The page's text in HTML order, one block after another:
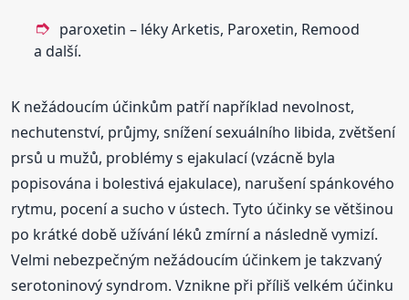
paroxetin – léky Arketis, Paroxetin, Remood
a další.
K nežádoucím účinkům patří například nevolnost,
nechutenství, průjmy, snížení sexuálního libida, zvětšení
prsů u mužů, problémy s ejakulací (vzácně byla
popisována i bolestivá ejakulace), narušení spánkového
rytmu, pocení a sucho v ústech. Tyto účinky se většinou
po krátké době užívání léků zmírní a následně vymizí.
Velmi nebezpečným nežádoucím účinkem je takzvaný
serotoninový syndrom. Vznikne při příliš velkém účinku